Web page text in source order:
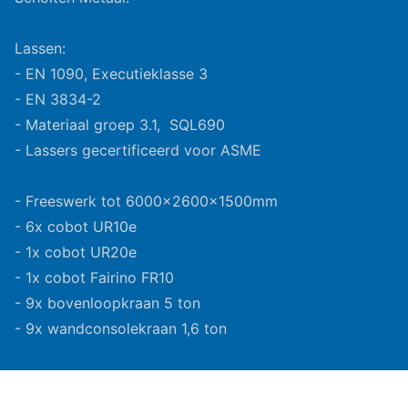
Lassen:
- EN 1090, Executieklasse 3
- EN 3834-2
- Materiaal groep 3.1, SQL690
- Lassers gecertificeerd voor ASME
- Freeswerk tot 6000x2600x1500mm
- 6x cobot UR10e
- 1x cobot UR20e
- 1x cobot Fairino FR10
- 9x bovenloopkraan 5 ton
- 9x wandconsolekraan 1,6 ton